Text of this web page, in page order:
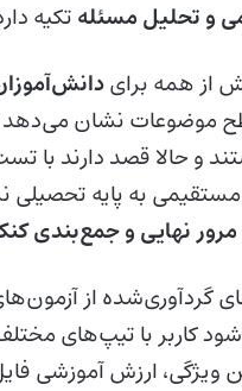
و تحلیل مسئله تکیه
از همه برای
موضوعات نشان
و حالا قصد دارند
به پایه تحصیلی
مرور نهایی و جمع‌بندی
گردآوری‌شده از
کاربر با تیپ‌های
ارزش آموزشی فایل